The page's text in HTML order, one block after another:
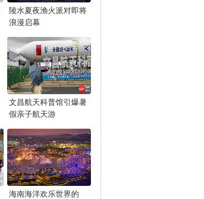
陵水夏夜渔火派对即将
浪漫启幕
文昌航天科普馆引爆暑
假亲子航天游
海南海洋欢乐世界的